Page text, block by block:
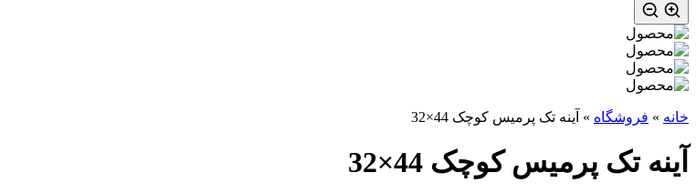
خانه » فروشگاه » آینه تک پرمیس کوچک 44×32
آینه تک پرمیس کوچک 44×32